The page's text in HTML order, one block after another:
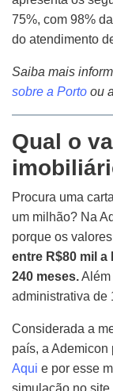
75%, com 98%
do atendimento
Saiba mais
sobre a Porto ou
Qual o
Procura uma
um milhão? Na
porque os
entre R$80 mil a
240 meses.Além
administrativa de
Considerada a
país, a
Aqui e por esse